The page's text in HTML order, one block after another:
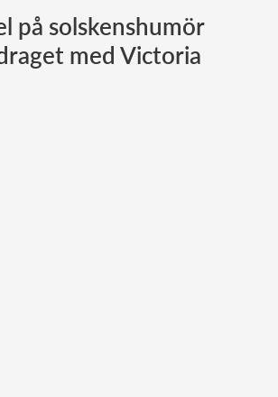
Norska kungahuset
Danska kungahuset
på solskenshumör
med Victoria